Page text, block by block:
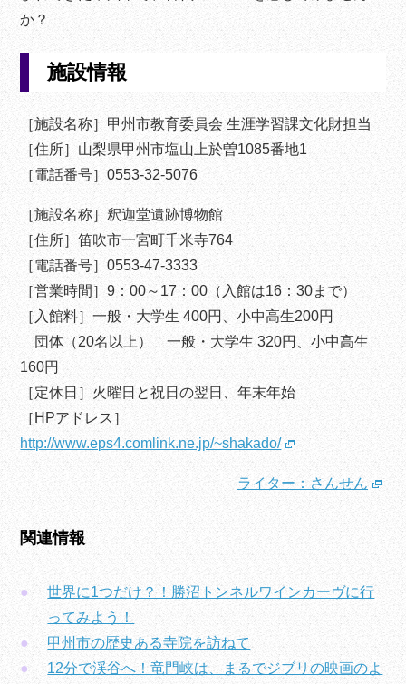
か？
施設情報
［施設名称］甲州市教育委員会 生涯学習課文化財担当
［住所］山梨県甲州市塩山上於曽1085番地1
［電話番号］0553-32-5076
［施設名称］釈迦堂遺跡博物館
［住所］笛吹市一宮町千米寺764
［電話番号］0553-47-3333
［営業時間］9：00～17：00（入館は16：30まで）
［入館料］一般・大学生 400円、小中高生200円
団体（20名以上） 一般・大学生 320円、小中高生
160円
［定休日］火曜日と祝日の翌日、年末年始
［HPアドレス］
http://www.eps4.comlink.ne.jp/~shakado/
ライター：さんせん
関連情報
世界に1つだけ？！勝沼トンネルワインカーヴに行
ってみよう！
甲州市の歴史ある寺院を訪ねて
12分で渓谷へ！竜門峡は、まるでジブリの映画のよ